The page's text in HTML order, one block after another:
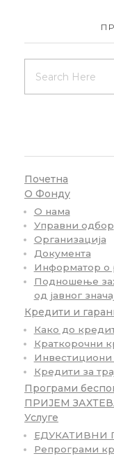
Почетна
О Фонду
О нама
Управни одбор
Организација
Документа
Информатор о
Подношење
од јавног
Кредити и
Како до
Краткорочни
Кредити за
Програми
ПРИЈЕМ
Услуге
ЕДУКАТИВНИ
Репрограми